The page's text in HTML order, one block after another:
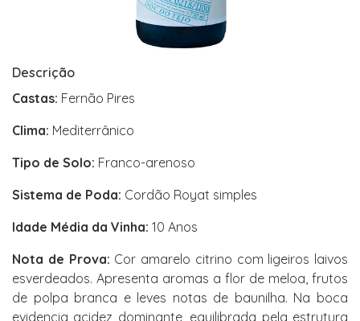
Descrição
Castas: Fernão Pires
Clima: Mediterrânico
Tipo de Solo: Franco-arenoso
Sistema de Poda: Cordão Royat simples
Idade Média da Vinha: 10 Anos
Nota de Prova: Cor amarelo citrino com ligeiros laivos
esverdeados. Apresenta aromas a flor de meloa, frutos
de polpa branca e leves notas de baunilha. Na boca
evidencia acidez dominante, equilibrada pela estrutura